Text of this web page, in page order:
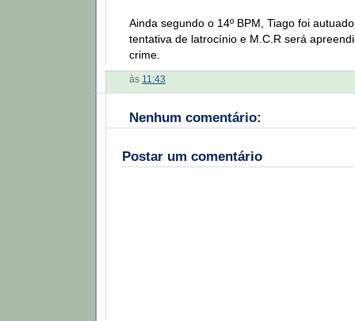
Ainda segundo o 14º BPM, Tiago foi
tentativa de latrocínio e M.C.R será
crime.
às 11:43
Nenhum comentário:
Postar um comentário